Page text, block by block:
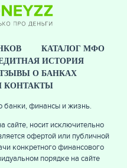
КАТАЛОГ МФО
ИСТОРИЯ
О БАНКАХ
КОНТАКТЫ
финансы и жизнь.
носит исключительно
офертой или публичной
конкретного финансового
порядке на сайте